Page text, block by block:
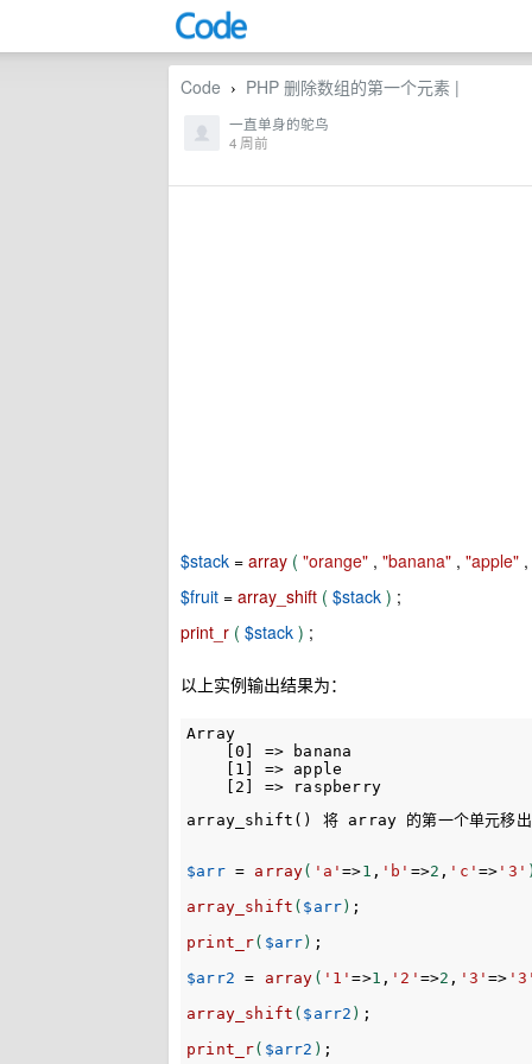
Code › PHP 删除数组的第一个元素 |
一直单身的鸵鸟
4 周前
$stack = array ( "orange" , "banana" , "apple" ,
$fruit = array_shift ( $stack ) ;
print_r ( $stack ) ;
以上实例输出结果为：
Array
    [0] => banana
    [1] => apple
    [2] => raspberry
array_shift() 将 array 的第一个单元移出并作
$arr = array( 'a'=>1 , 'b' =>2 , 'c' => '3' )
array_shift ( $arr) ;
print_r( $arr) ;
$arr2
= array ( '1'=>1 , '2' =>2 , '3'=> '3'
array_shift ( $arr2 ) ;
print_r( $arr2 ) ;